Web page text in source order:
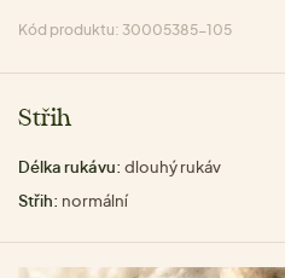
Kód produktu: 30005385-105
Střih
Délka rukávu: dlouhý rukáv
Střih: normální